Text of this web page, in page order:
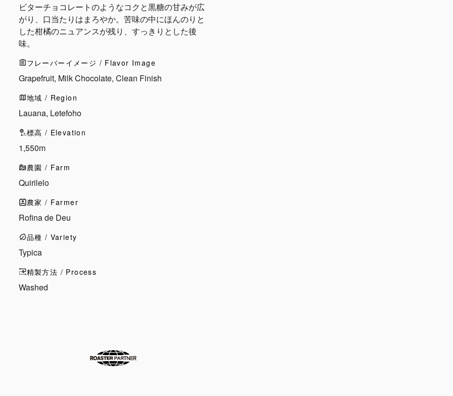
ビターチョコレートのようなコクと黒糖の甘みが広
がり、口当たりはまろやか。苦味の中にほんのりと
した柑橘のニュアンスが残り、すっきりとした後
味。
フレーバーイメージ / Flavor Image
Grapefruit, Milk Chocolate, Clean Finish
地域 / Region
Lauana, Letefoho
標高 / Elevation
1,550m
農園 / Farm
Quirilelo
農家 / Farmer
Rofina de Deu
品種 / Variety
Typica
精製方法 / Process
Washed